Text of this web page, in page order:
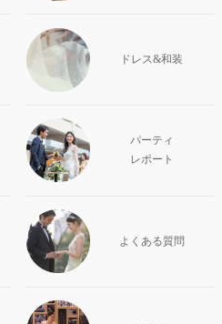
ドレス&和装
パーティ
レポート
よくある質問